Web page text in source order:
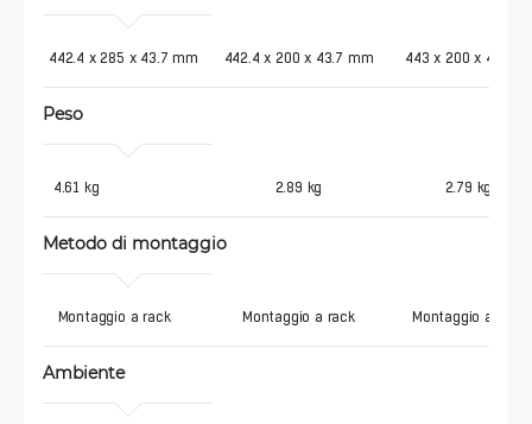
442.4 x 285 x 43.7 mm 442.4 x 200 x 43.7 mm 443 x 200 x 44 mm
Peso
4.61 kg 2.89 kg 2.79 kg
Metodo di montaggio
  Montaggio a rack
Montaggio a rack Montaggio a rack
Ambiente